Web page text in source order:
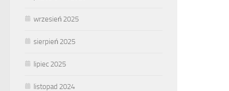
wrzesień 2025
sierpień 2025
lipiec 2025
listopad 2024